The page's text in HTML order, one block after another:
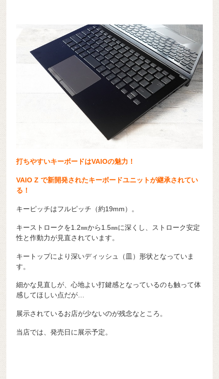
打ちやすいキーボードはVAIOの魅力！
VAIO Z で新開発されたキーボードユニットが継承されてい
る！
キーピッチはフルピッチ（約19mm）。
キーストロークを1.2㎜から1.5㎜に深くし、ストローク安定
性と作動力が見直されています。
キートップにより深いディッシュ（皿）形状となっていま
す。
細かな見直しが、心地よい打鍵感となっているのも触って体
感してほしい点だが…
展示されているお店が少ないのが残念なところ。
当店では、発売日に展示予定。